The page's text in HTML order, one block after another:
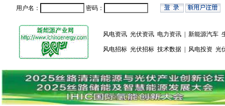
用户名： 密码：
风电资讯 光伏资讯 电力资讯 新能源汽车
风电招标 光伏招标 技术数据 风电投资 光